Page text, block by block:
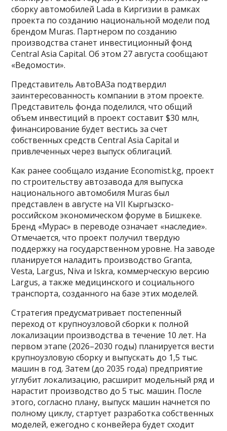
сборку автомобилей Lada в Киргизии в рамках
проекта по созданию национальной модели под
брендом Muras. Партнером по созданию
производства станет инвестиционный фонд
Central Asia Capital. Об этом 27 августа сообщают
«Ведомости».
Представитель АвтоВАЗа подтвердил
заинтересованность компании в этом проекте.
Представитель фонда поделился, что общий
объем инвестиций в проект составит $30 млн,
финансирование будет вестись за счет
собственных средств Central Asia Capital и
привлеченных через выпуск облигаций.
Как ранее сообщало издание Economist.kg, проект
по строительству автозавода для выпуска
национального автомобиля Muras был
представлен в августе на VII Кыргызско-
российском экономическом форуме в Бишкеке.
Бренд «Мурас» в переводе означает «наследие».
Отмечается, что проект получил твердую
поддержку на государственном уровне. На заводе
планируется наладить производство Granta,
Vesta, Largus, Niva и Iskra, коммерческую версию
Largus, а также медицинского и социального
транспорта, созданного на базе этих моделей.
Стратегия предусматривает постепенный
переход от крупноузловой сборки к полной
локализации производства в течение 10 лет. На
первом этапе (2026–2030 годы) планируется вести
крупноузловую сборку и выпускать до 1,5 тыс.
машин в год. Затем (до 2035 года) предприятие
углубит локализацию, расширит модельный ряд и
нарастит производство до 5 тыс. машин. После
этого, согласно плану, выпуск машин начнется по
полному циклу, стартует разработка собственных
моделей, ежегодно с конвейера будет сходит